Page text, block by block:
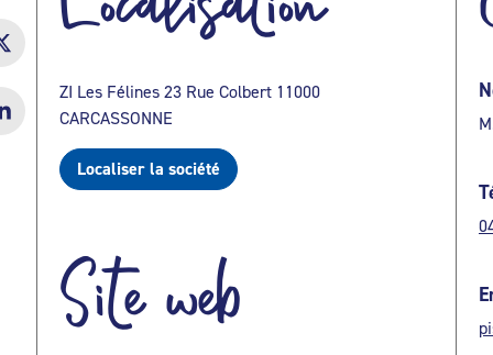
ZI Les Félines 23 Rue Colbert 11000
CARCASSONNE
Localiser la société
Site web